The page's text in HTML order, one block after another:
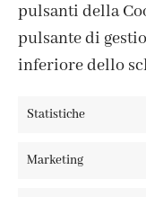
pulsanti della
pulsante di
inferiore dello
Statistiche
Marketing
FABBRICA DEL